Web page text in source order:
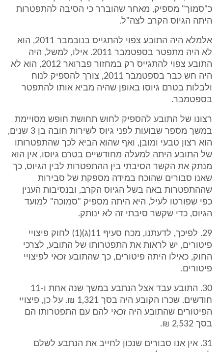
כ"סמוך" מספיק, מאחר שהוברר כי הסיבה להתפטרות
היתה הגיוס הקרב לצה"ל.
אלמלא היה התובע צפוי להתגייס בנובמבר 2011, הוא
לא היה מתפטר בספטמבר 2011. אילו, למשל, היה
התובע צפוי להתגייס רק במחזור פברואר 2012, הוא לא
היה חש כבר בספטמבר 2011, צורך להספיק לנוח
ולבלות בטרם גיוסו באופן שהיה מביא אותו להתפטר
בספטמבר.
רצונו של התובע להספיק לחוש תחושת חופש מסויימת
במשך מספר שבועות לפני גיוס לשירות חובה בן 3 שנים,
הוא רצון טבעי ומובן, ואף שהוא הביא לכך שהתפטרותו
של התובע היתה למעלה מחודשיים בטרם גיוסו, אין הוא
מנתק את הקשר הסיבתי בין ההתפטרות לבין הגיוס, כך
שאנו סבורים שהוכח במידה מספקת של סבירות
שההתפטרות באה בשל הגיוס הקרב, ובנסיבות הענין
כפי שפורטו לעיל, היא היתה מספיק "סמוכה" למועד
הגיוס, כדי שקשר סיבתי זה לא ינותק.
29. לפיכך, לדעתנו, מכח סעיף 11(ג)(1) לחוק פיצויי
פיטורים, יש לראות את התפטרותו של התובע, לצרכי
החוק, כאילו היתה פיטורים, כך שהתובע זכאי לפיצויי
פיטורים.
30. התובע עבד אצל הנתבע במשך שנה אחת ו-11
חודשים. שכרו הקובע היה בסך 1,321 ₪. על כן, פיצויי
הפיטורים שהתובע היה זכאי להם עם התפטרותו הם
בסך 2,532 ₪.
31. אין אנו סבורים שנכון לחייב את הנתבע לשלם